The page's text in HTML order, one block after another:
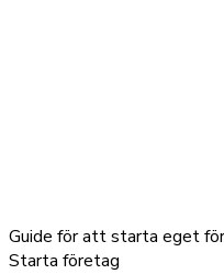
Guide för att starta eget
Starta företag